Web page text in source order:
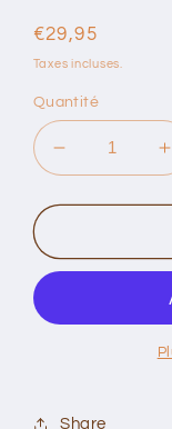
Prix
habituel
€29,95
Taxes incluses.
Quantité
Réduire
la
quantité
Kalender
met
recepten
la
Share